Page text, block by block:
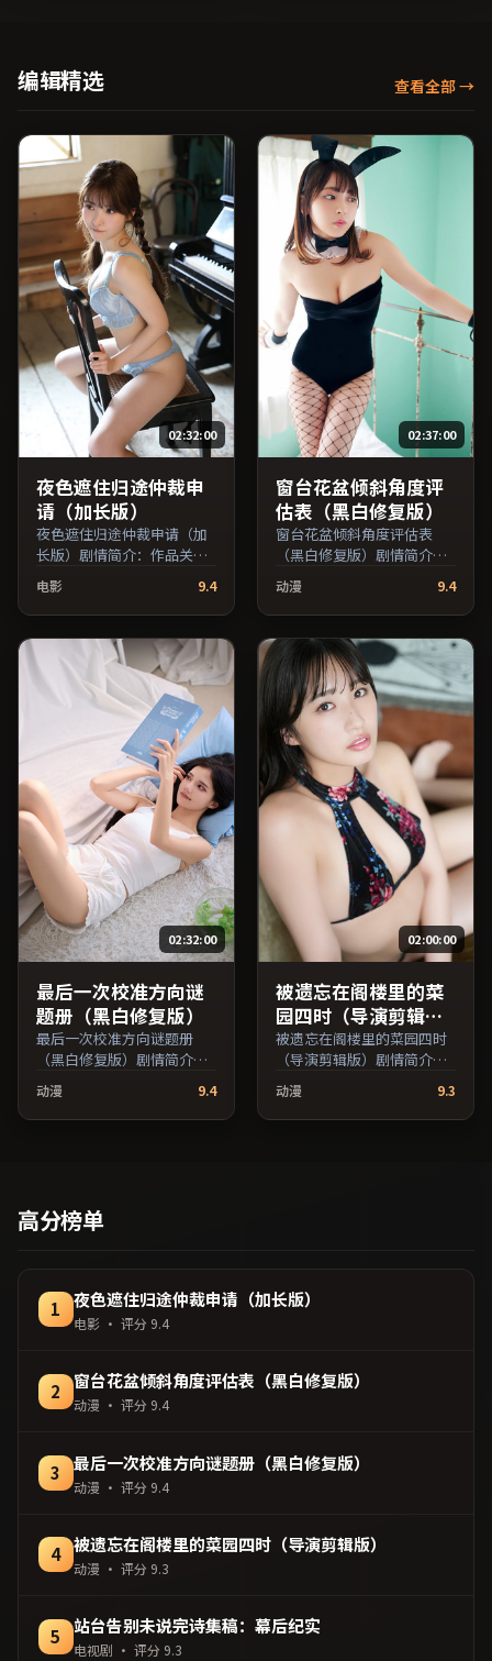
月10日于英国地区院线首
映，网络平台同步更新片
产影视资源大全免费条目索
引，支持片名与演员交叉检
索。）
首映，网络平台同步更新片
（国产影视资源大全免费条
目索引，支持片名与演员交
叉检索。）
编辑精选 查看全部→
02:32:00
夜色遮住归途仲裁申
请（加长版）
夜色遮住归途仲裁申请（加
长版）剧情简介：作品关注
边缘群体的日常抉择，影像
质感兼顾院线观感与流媒体
清晰度；由郭帆执导，亚当
·德赖弗、吴京、章子怡等
主演，泰国出品，犯罪类
型，2021年上映 / 2021年2
月11日于泰国地区院线首
映，网络平台同步更新片
源。在网络平台播放时建议
开启高清画质以获得更佳细
节。（国产影视资源大全免
费条目索引，支持片名与演
员交叉检索。）
电影 9.4
02:37:00
窗台花盆倾斜角度评
估表（黑白修复版）
窗台花盆倾斜角度评估表
（黑白修复版）剧情简介：
叙事在多重视角间切换，场
面调度注重留白与观众想象
空间；由许鞍华执导，周
迅、河正宇、黄渤等主演，
日本出品，家庭类型，2020
年上映 / 2020年8月28日于日
本地区院线首映，网络平台
同步更新片源。可作为周末
家庭观影或独自细品的口碑
之选。（国产影视资源大全
免费条目索引，支持片名与
演员交叉检索。）
动漫 9.4
02:32:00
最后一次校准方向谜
题册（黑白修复版）
最后一次校准方向谜题册
（黑白修复版）剧情简介：
叙事在多重视角间切换，场
面调度注重留白与观众想象
空间；由贾樟柯执导，张
年1月11日于韩国地区院线首
映，网络平台同步更新片
产影视资源大全免费条目索
引，支持片名与演员交叉检
索。）
动漫 9.4
02:00:00
被遗忘在阁楼里的菜
园四时（导演剪辑
版）
被遗忘在阁楼里的菜园四时
（导演剪辑版）剧情简介：
故事从一场偶然相遇切入，
时代变迁作为隐性背景贯穿
始终；由韦家辉执导，妻夫
资源大全免费条目索引，支
持片名与演员交叉检索。）
动漫 9.3
高分榜单
1 夜色遮住归途仲裁申请（加长版）
电影· 评分 9.4
2 窗台花盆倾斜角度评估表（黑白修复版）
动漫 · 评分 9.4
3 最后一次校准方向谜题册（黑白修复版）
动漫 · 评分 9.4
4 被遗忘在阁楼里的菜园四时（导演剪辑版）
动漫 · 评分 9.3
5 站台告别未说完诗集稿：幕后纪实
电视剧 · 评分 9.3